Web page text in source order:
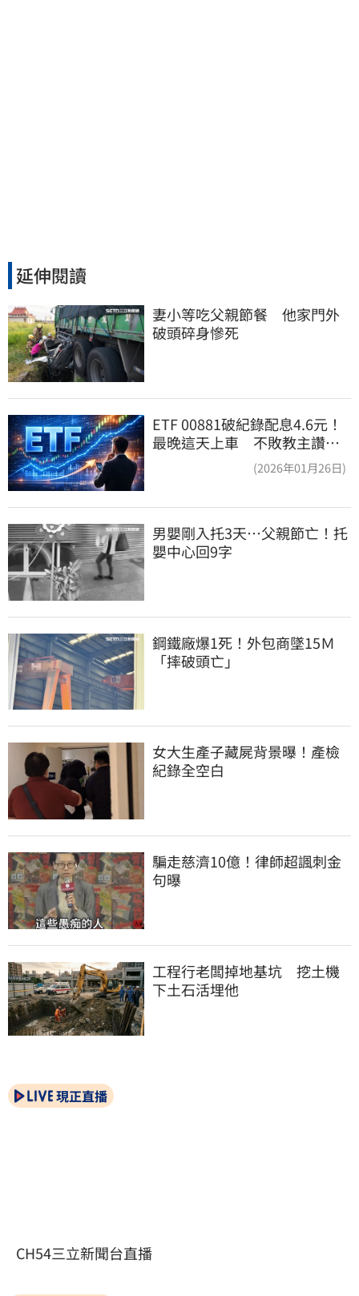
延伸閱讀
妻小等吃父親節餐　他家門外
破頭碎身慘死
ETF 00881破紀錄配息4.6元！
最晚這天上車 不敗教主讚：
(2026年01月26日)
男嬰剛入托3天…父親節亡！托
嬰中心回9字
鋼鐵廠爆1死！外包商墜15Ｍ
「摔破頭亡」
女大生產子藏屍背景曝！產檢
紀錄全空白
騙走慈濟10億！律師超諷刺金
句曝
工程行老闆掉地基坑　挖土機
下土石活埋他
現正直播
CH54三立新聞台直播